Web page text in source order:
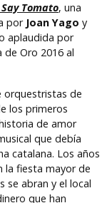
Say Tomato, una
por Joan Yago y
aplaudida por
Oro 2016 al
orquestristas de
los primeros
de amor
que debía
catalana. Los años
la fiesta mayor de
se abran y el local
que han